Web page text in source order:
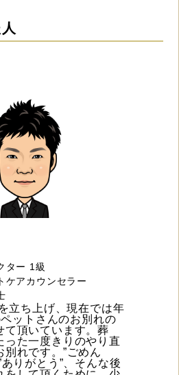
ター 1級
ケアカウンセラー
立ち上げ、現在では年
ットさんのお別れの
て頂いています。葬
った一度きりのやり直
別れです。”ごめん
ありがとう”、そんな後